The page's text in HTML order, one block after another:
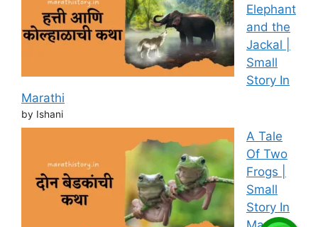
Elephant
and the
Jackal |
Small
Story In
Marathi
by Ishani
A Tale
Of Two
Frogs |
Small
Story In